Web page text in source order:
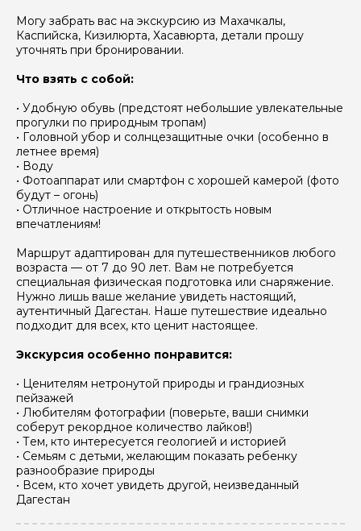
Могу забрать вас на экскурсию из Махачкалы,
Каспийска, Кизилюрта, Хасавюрта, детали прошу
уточнять при бронировании.
Что взять с собой:
• Удобную обувь (предстоят небольшие увлекательные
прогулки по природным тропам)
• Головной убор и солнцезащитные очки (особенно в
летнее время)
• Воду
• Фотоаппарат или смартфон с хорошей камерой (фото
будут – огонь)
• Отличное настроение и открытость новым
впечатлениям!
Маршрут адаптирован для путешественников любого
возраста — от 7 до 90 лет. Вам не потребуется
специальная физическая подготовка или снаряжение.
Нужно лишь ваше желание увидеть настоящий,
аутентичный Дагестан. Наше путешествие идеально
подходит для всех, кто ценит настоящее.
Экскурсия особенно понравится:
• Ценителям нетронутой природы и грандиозных
пейзажей
• Любителям фотографии (поверьте, ваши снимки
соберут рекордное количество лайков!)
• Тем, кто интересуется геологией и историей
• Семьям с детьми, желающим показать ребенку
разнообразие природы
• Всем, кто хочет увидеть другой, неизведанный
Дагестан
Вопросы и комментарии
Если у вас есть интересующие вопросы, можете их
задать
Я даю своё согласие на обработку персональных
данных
Отправить